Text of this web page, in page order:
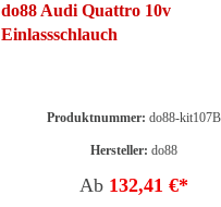
do88 Audi Quattro 10v
Einlassschlauch
Produktnummer:do88-kit107B
Hersteller:do88
Ab 132,41 €*